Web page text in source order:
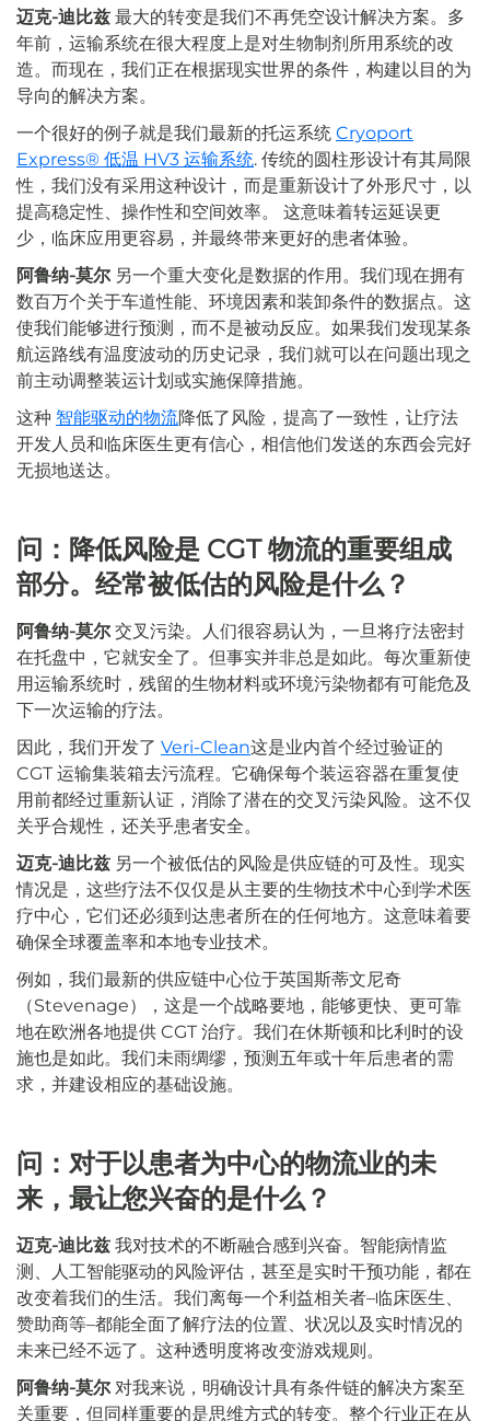
迈克-迪比兹 最大的转变是我们不再凭空设计解决方案。多
年前，运输系统在很大程度上是对生物制剂所用系统的改
造。而现在，我们正在根据现实世界的条件，构建以目的为
导向的解决方案。
一个很好的例子就是我们最新的托运系统 Cryoport
Express® 低温 HV3 运输系统. 传统的圆柱形设计有其局限
性，我们没有采用这种设计，而是重新设计了外形尺寸，以
提高稳定性、操作性和空间效率。 这意味着转运延误更
少，临床应用更容易，并最终带来更好的患者体验。
阿鲁纳-莫尔 另一个重大变化是数据的作用。我们现在拥有
数百万个关于车道性能、环境因素和装卸条件的数据点。这
使我们能够进行预测，而不是被动反应。如果我们发现某条
航运路线有温度波动的历史记录，我们就可以在问题出现之
前主动调整装运计划或实施保障措施。
这种 智能驱动的物流降低了风险，提高了一致性，让疗法
开发人员和临床医生更有信心，相信他们发送的东西会完好
无损地送达。
问：降低风险是 CGT 物流的重要组成
部分。经常被低估的风险是什么？
阿鲁纳-莫尔 交叉污染。人们很容易认为，一旦将疗法密封
在托盘中，它就安全了。但事实并非总是如此。每次重新使
用运输系统时，残留的生物材料或环境污染物都有可能危及
下一次运输的疗法。
因此，我们开发了 Veri-Clean这是业内首个经过验证的
CGT 运输集装箱去污流程。它确保每个装运容器在重复使
用前都经过重新认证，消除了潜在的交叉污染风险。这不仅
关乎合规性，还关乎患者安全。
迈克-迪比兹 另一个被低估的风险是供应链的可及性。现实
情况是，这些疗法不仅仅是从主要的生物技术中心到学术医
疗中心，它们还必须到达患者所在的任何地方。这意味着要
确保全球覆盖率和本地专业技术。
例如，我们最新的供应链中心位于英国斯蒂文尼奇
（Stevenage），这是一个战略要地，能够更快、更可靠
地在欧洲各地提供 CGT 治疗。我们在休斯顿和比利时的设
施也是如此。我们未雨绸缪，预测五年或十年后患者的需
求，并建设相应的基础设施。
问：对于以患者为中心的物流业的未
来，最让您兴奋的是什么？
迈克-迪比兹 我对技术的不断融合感到兴奋。智能病情监
测、人工智能驱动的风险评估，甚至是实时干预功能，都在
改变着我们的生活。我们离每一个利益相关者–临床医生、
赞助商等–都能全面了解疗法的位置、状况以及实时情况的
未来已经不远了。这种透明度将改变游戏规则。
阿鲁纳-莫尔 对我来说，明确设计具有条件链的解决方案至
关重要，但同样重要的是思维方式的转变。整个行业正在从